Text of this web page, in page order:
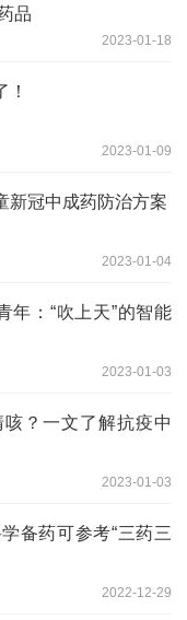
品
2023-01-18
2023-01-09
新冠中成药防治方案
2023-01-04
年：“吹上天”的智能
2023-01-03
？一文了解抗疫中
2023-01-03
备药可参考“三药三
2022-12-29